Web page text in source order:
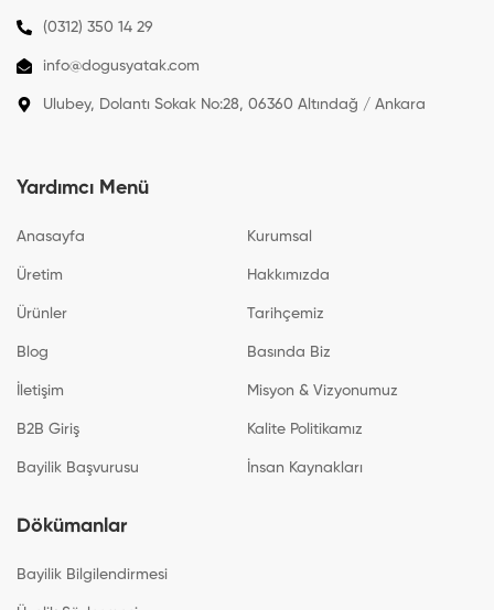
(0312) 350 14 29
info@dogusyatak.com
Ulubey, Dolantı Sokak No:28, 06360 Altındağ / Ankara
Yardımcı Menü
Anasayfa Kurumsal
Üretim Hakkımızda
Ürünler Tarihçemiz
Blog Basında Biz
İletişim Misyon & Vizyonumuz
B2B Giriş Kalite Politikamız
Bayilik Başvurusu İnsan Kaynakları
Dökümanlar
Bayilik Bilgilendirmesi